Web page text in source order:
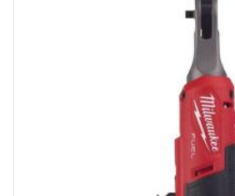
wydajność pracy, dzięki maksymalnemu